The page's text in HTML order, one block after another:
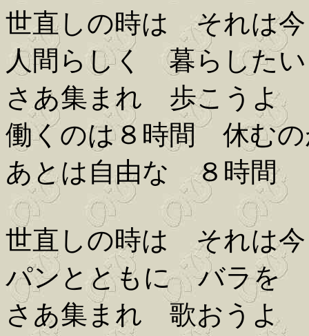
世直しの時は それは今
人間らしく 暮らしたい
さあ集まれ 歩こうよ
働くのは８時間 休むの
あとは自由な ８時間
世直しの時は それは今
パンとともに バラを
さあ集まれ 歌おうよ